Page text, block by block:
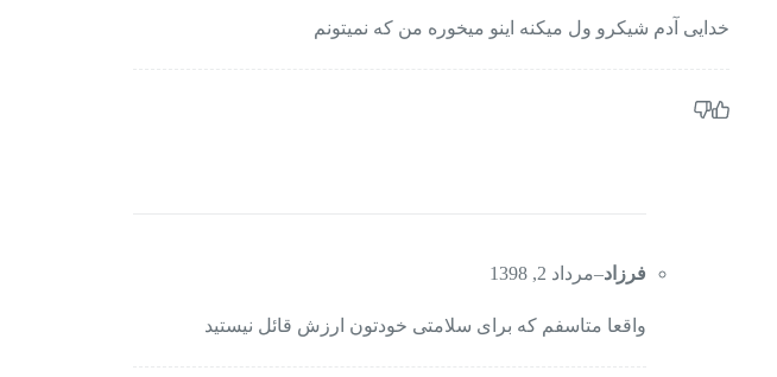
خدایی آدم شیکرو ول میکنه اینو میخوره من که نمیتونم
فرزاد–مرداد 2, 1398
واقعا متاسفم که برای سلامتی خودتون ارزش قائل نیستید